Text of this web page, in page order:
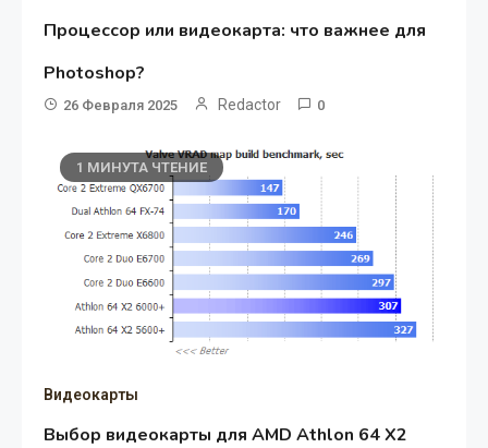
Процессор или видеокарта: что важнее для
Photoshop?
26 Февраля 2025 Redactor 0
1 МИНУТА ЧТЕНИЕ
Видеокарты
Выбор видеокарты для AMD Athlon 64 X2